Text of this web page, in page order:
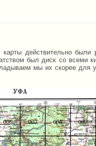
действительно
был диск со всеми
мы их скорее для